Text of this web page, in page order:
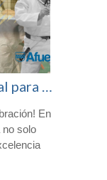
En
no solo